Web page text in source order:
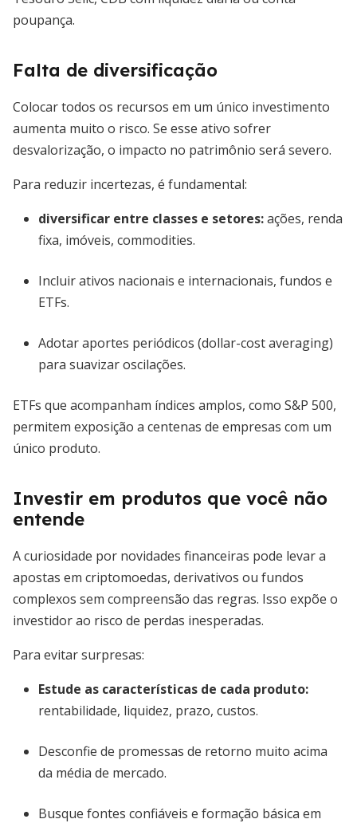
poupança.
Falta de diversificação
Colocar todos os recursos em um único investimento
aumenta muito o risco. Se esse ativo sofrer
desvalorização, o impacto no patrimônio será severo.
Para reduzir incertezas, é fundamental:
diversificar entre classes e setores:ações, renda
fixa, imóveis, commodities.
Incluir ativos nacionais e internacionais, fundos e
ETFs.
Adotar aportes periódicos (dollar-cost averaging)
para suavizar oscilações.
ETFs que acompanham índices amplos, como S&P 500,
permitem exposição a centenas de empresas com um
único produto.
Investir em produtos que você não
entende
A curiosidade por novidades financeiras pode levar a
apostas em criptomoedas, derivativos ou fundos
complexos sem compreensão das regras. Isso expõe o
investidor ao risco de perdas inesperadas.
Para evitar surpresas:
Estude as características de cada produto:
rentabilidade, liquidez, prazo, custos.
Desconfie de promessas de retorno muito acima
da média de mercado.
Busque fontes confiáveis e formação básica em